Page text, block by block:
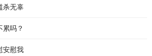
杀无辜
累吗？
安慰我